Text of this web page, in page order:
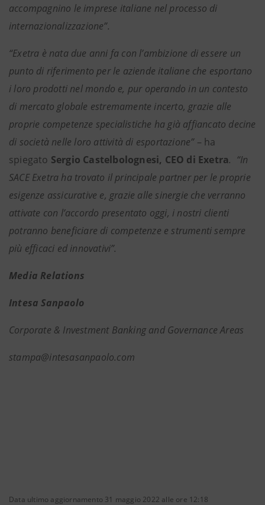
accompagnino le imprese italiane nel processo di
internazionalizzazione”.
“Exetra è nata due anni fa con l’ambizione di essere un
punto di riferimento per le aziende italiane che esportano
i loro prodotti nel mondo e, pur operando in un contesto
di mercato globale estremamente incerto, grazie alle
proprie competenze specialistiche ha già affiancato decine
di società nelle loro attività di esportazione” – ha
spiegato Sergio Castelbolognesi, CEO di Exetra. “In
SACE Exetra ha trovato il principale partner per le proprie
esigenze assicurative e, grazie alle sinergie che verranno
attivate con l’accordo presentato oggi, i nostri clienti
potranno beneficiare di competenze e strumenti sempre
più efficaci ed innovativi”.
Media Relations
Intesa Sanpaolo
Corporate & Investment Banking and Governance Areas
stampa@intesasanpaolo.com
Data ultimo aggiornamento 31 maggio 2022 alle ore 12:18